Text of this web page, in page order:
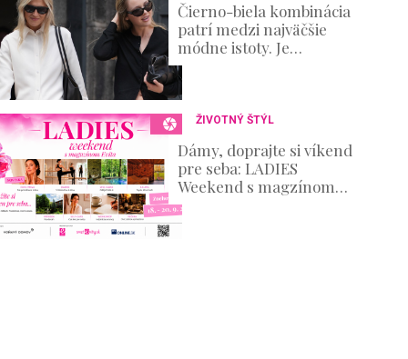
Čierno-biela kombinácia
patrí medzi najväčšie
módne istoty. Je
elegantná, nadčasová a
zároveň ponúka
nekonečné možnosti
ŽIVOTNÝ ŠTÝL
Dámy, doprajte si víkend
pre seba: LADIES
Weekend s magzínom
Evita prinesie oddych aj
množstvo inšpirácie